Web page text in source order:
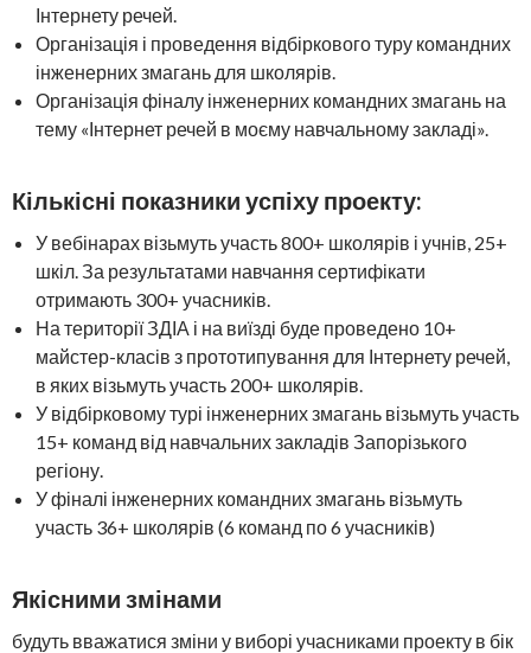
Інтернету речей.
Організація і проведення відбірковоготуру командних
інженерних змагань для школярів.
Організація фіналу інженерних командних змагань на
тему «Інтернет речей в моєму навчальномузакладі».
Кількісні показники успіху проекту:
У вебінарах візьмуть участь 800+ школярів і учнів, 25+
шкіл.За результатами навчання сертифікати
отримають 300+ учасників.
На території ЗДІА і на виїзді буде проведено 10+
майстер-класів з прототипування для Інтернету речей,
в яких візьмуть участь 200+ школярів.
У відбірковому турі інженерних змагань візьмуть участь
15+ команд від навчальних закладів Запорізького
регіону.
У фіналі інженерних командних змагань візьмуть
участь 36+ школярів (6 команд по 6 учасників)
Якісними змінами
будуть вважатися зміни у виборі учасниками проекту в бік